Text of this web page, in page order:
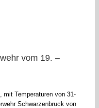
vom 19. –
mit Temperaturen von 31-
Schwarzenbruck von